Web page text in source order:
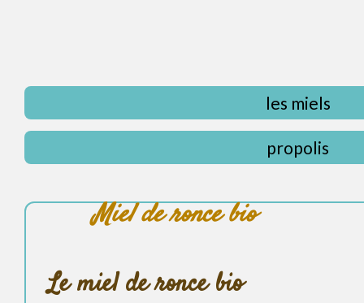
les miels
propolis
Miel de ronce bio
Le miel de ronce bio